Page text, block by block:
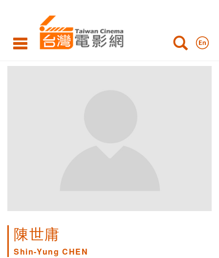
陳世庸
Shin-Yung CHEN